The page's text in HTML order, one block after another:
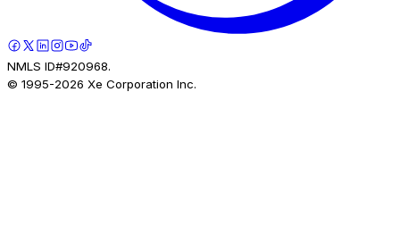
NMLS ID#920968.
© 1995-2026 Xe Corporation Inc.